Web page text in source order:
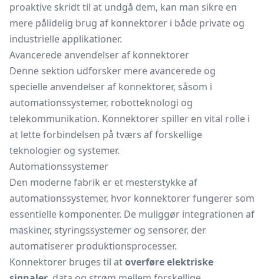
proaktive skridt til at undgå dem, kan man sikre en
mere pålidelig brug af konnektorer i både private og
industrielle applikationer.
Avancerede anvendelser af konnektorer
Denne sektion udforsker mere avancerede og
specielle anvendelser af konnektorer, såsom i
automationssystemer, robotteknologi og
telekommunikation. Konnektorer spiller en vital rolle i
at lette forbindelsen på tværs af forskellige
teknologier og systemer.
Automationssystemer
Den moderne fabrik er et mesterstykke af
automationssystemer, hvor konnektorer fungerer som
essentielle komponenter. De muliggør integrationen af
maskiner, styringssystemer og sensorer, der
automatiserer produktionsprocesser.
Konnektorer bruges til atoverføre elektriske